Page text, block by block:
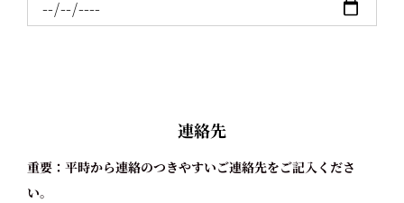
連絡先
重要：平時から連絡のつきやすいご連絡先をご記入くださ
い。